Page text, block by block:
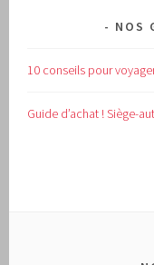
NOS
10 conseils pour
Guide d’achat !Siège-